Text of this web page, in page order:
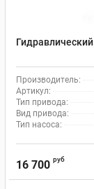
Производитель:
Артикул:
Тип привода:
Вид привода:
Тип насоса:
16 700 руб